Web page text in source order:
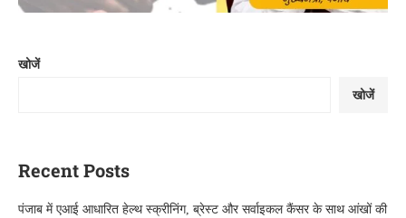
खोजें
खोजें
Recent Posts
पंजाब में एआई आधारित हेल्थ स्क्रीनिंग, ब्रेस्ट और सर्वाइकल कैंसर के साथ आंखों की